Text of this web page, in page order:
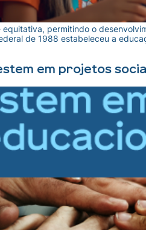
permitindo o
de 1988 estabeleceu a
em projetos